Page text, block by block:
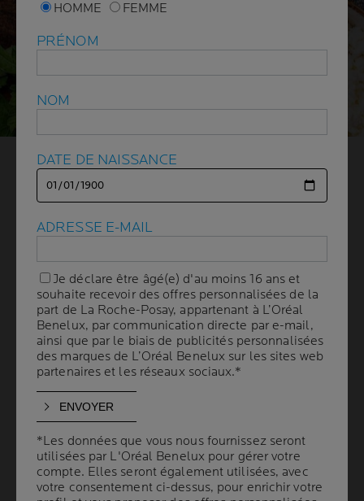
QUEL EST LE LIEN ENTRE
LES TACHES SUR
LA PEAU ET LA CARENCE
EN VITAMINE D
3 min. de lecture| By La Roche-Posay| 06 novembre 2025
La vitamine D est connue pour son rôle essentiel dans
la santé osseuse et le système immunitaire.
Récemment, un lien potentiel entre la carence en
vitamine D et l'apparition de taches sombres sur la peau
a été mis en avant, ce qui a suscité un grand intérêt.
Dans cet article, nous allons explorer la relation entre
les taches de la peau et la carence en vitamine D. Nous
vous proposerons une routine anti-taches efficace à
HOMME FEMME
PRÉNOM
NOM
DATE DE NAISSANCE
ADRESSE E-MAIL
Je déclare être âgé(e) d'au moins 16 ans et
souhaite recevoir des offres personnalisées de la
part de La Roche-Posay, appartenant à L’Oréal
Benelux, par communication directe par e-mail,
ainsi que par le biais de publicités personnalisées
des marques de L’Oréal Benelux sur les sites web
partenaires et les réseaux sociaux.*
*Les données que vous nous fournissez seront
utilisées par L'Oréal Benelux pour gérer votre
compte. Elles seront également utilisées, avec
votre consentement ci-dessus, pour enrichir votre
HOMME FEMME
PRÉNOM
NOM
DATE DE NAISSANCE
ADRESSE E-MAIL
Je déclare être âgé(e) d'au moins 16 ans et
souhaite recevoir des offres personnalisées de la
part de La Roche-Posay, appartenant à L’Oréal
Benelux, par communication directe par e-mail,
ainsi que par le biais de publicités personnalisées
des marques de L’Oréal Benelux sur les sites web
partenaires et les réseaux sociaux.*
*Les données que vous nous fournissez seront
utilisées par L'Oréal Benelux pour gérer votre
compte. Elles seront également utilisées, avec
votre consentement ci-dessus, pour enrichir votre